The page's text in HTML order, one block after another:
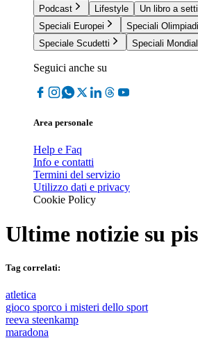
Podcast
Lifestyle
Un libro a
Speciali Europei
Speciali Olimpiadi
Speciale Scudetti
Speciali
Seguici anche su
Area personale
Help e Faq
Info e contatti
Termini del servizio
Utilizzo dati e privacy
Cookie Policy
Ultime notizie su
Tag correlati:
atletica
gioco sporco i misteri dello sport
reeva steenkamp
maradona